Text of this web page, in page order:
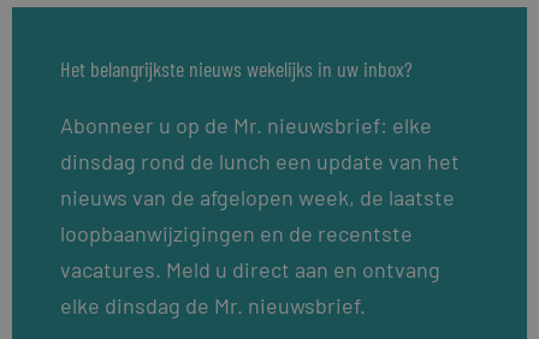
Het belangrijkste nieuws wekelijks in uw inbox?
Abonneer u op de Mr. nieuwsbrief: elke
dinsdag rond de lunch een update van het
nieuws van de afgelopen week, de laatste
loopbaanwijzigingen en de recentste
vacatures. Meld u direct aan en ontvang
elke dinsdag de Mr. nieuwsbrief.